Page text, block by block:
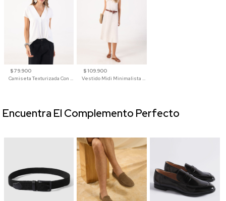
$ 79.900
Camiseta Texturizada Con Cuello En V Para Mujer
$ 109.900
Vestido Midi Minimalista De Silueta Amplia
Encuentra El Complemento Perfecto